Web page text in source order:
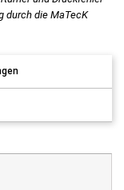
durch die MaTecK